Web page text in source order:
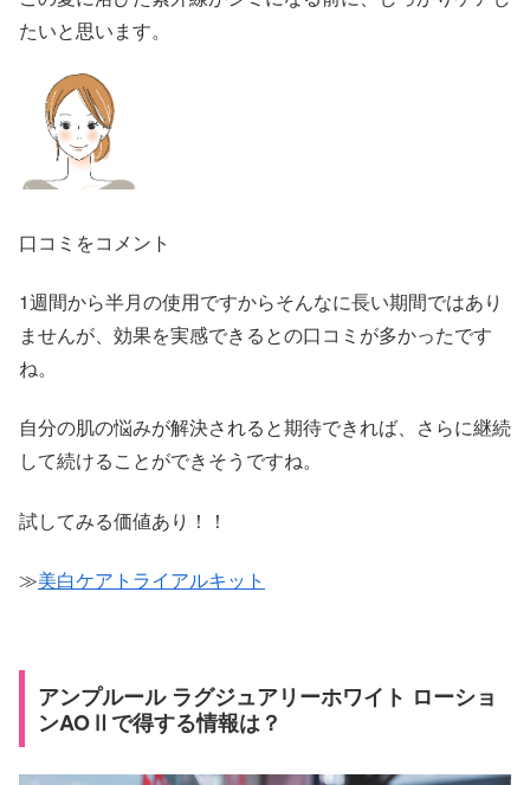
たいと思います。
口コミをコメント
1週間から半月の使用ですからそんなに長い期間ではあり
ませんが、効果を実感できるとの口コミが多かったです
ね。
自分の肌の悩みが解決されると期待できれば、さらに継続
して続けることができそうですね。
試してみる価値あり！！
≫美白ケアトライアルキット
アンプルール ラグジュアリーホワイト ローショ
ンAOⅡで得する情報は？